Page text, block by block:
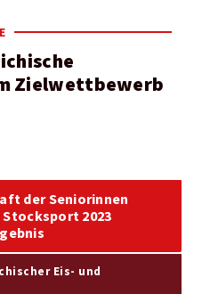
Zielwettbewerb
der Seniorinnen
2023
Eis- und